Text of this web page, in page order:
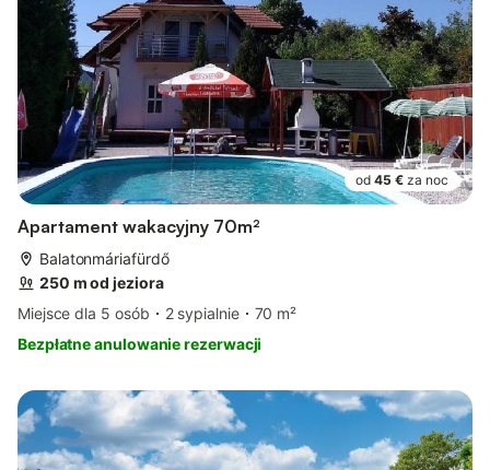
od 45 € za noc
Apartament wakacyjny 70m²
Balatonmáriafürdő
250 m od jeziora
Miejsce dla 5 osób
2 sypialnie
70 m²
Bezpłatne anulowanie rezerwacji